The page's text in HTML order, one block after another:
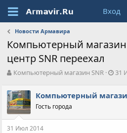
Вход
Новости Армавира
Компьютерный
центр SNR переехал
А
т
о
р
т
е
Компьютерный магазин SNR
Д
а
31
Компьютерный
Гость города
31 Июл 2014